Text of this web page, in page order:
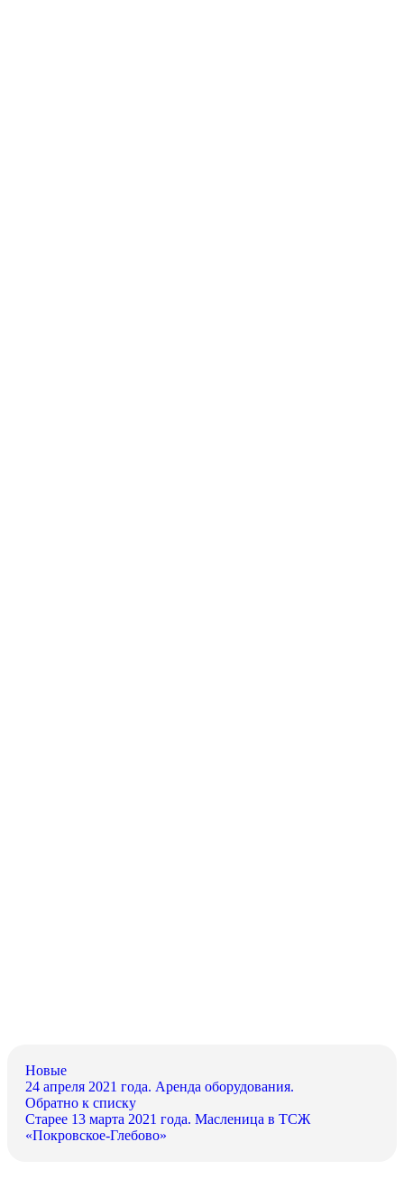
Новые
24 апреля 2021 года. Аренда оборудования.
Обратно к списку
Старее 13 марта 2021 года. Масленица в ТСЖ
«Покровское-Глебово»